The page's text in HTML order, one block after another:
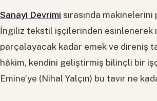
Sanayi Devrimi sırasında
İngiliz tekstil işçilerinden esinlenerek
parçalayacak kadar emek ve direniş
hâkim, kendini geliştirmiş bilinçli bir
Emine’ye (Nihal Yalçın) bu tavır ne